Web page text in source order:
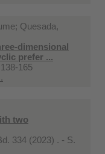
Quesada,
dimensional
prefer ...
165
two
334 (2023) . - S.